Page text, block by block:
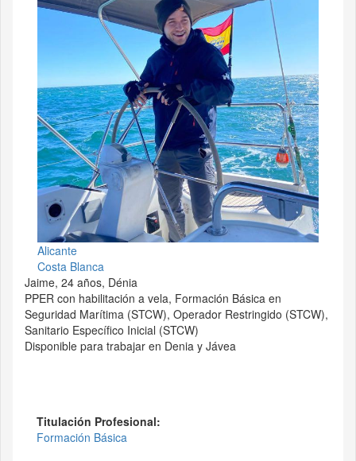
Alicante
Costa Blanca
Jaime, 24 años, Dénia
PPER con habilitación a vela, Formación Básica en
Seguridad Marítima (STCW), Operador Restringido (STCW),
Sanitario Específico Inicial (STCW)
Disponible para trabajar en Denia y Jávea
Titulación Profesional:
Formación Básica